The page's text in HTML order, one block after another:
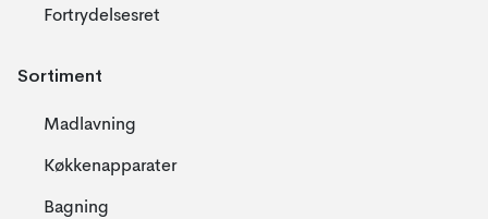
Fortrydelsesret
Sortiment
Madlavning
Køkkenapparater
Bagning